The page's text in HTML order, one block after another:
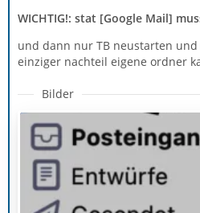
WICHTIG!: stat [Google Mail]
und dann nur TB neustarten
einziger nachteil eigene ordner
Bilder